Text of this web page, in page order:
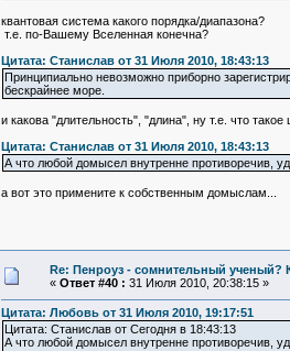
квантовая система какого порядка/диапазона?
т.е. по-Вашему Вселенная конечна?
Цитата: Станислав от 31 Июля 2010, 18:43:13
Принципиально невозможно приборно
бескрайнее море.
и какова "длительность", "длина", ну т.е. что
Цитата: Станислав от 31 Июля 2010, 18:43:13
А что любой домысел внутренне противоречив,
а вот это примените к собственным домыслам...
Re: Пенроуз - сомнительный ученый?
« Ответ #40 : 31 Июля 2010, 20:38:15 »
Цитата: Любовь от 31 Июля 2010, 19:17:51
Цитата: Станислав от Сегодня в 18:43:13
А что любой домысел внутренне противоречив,